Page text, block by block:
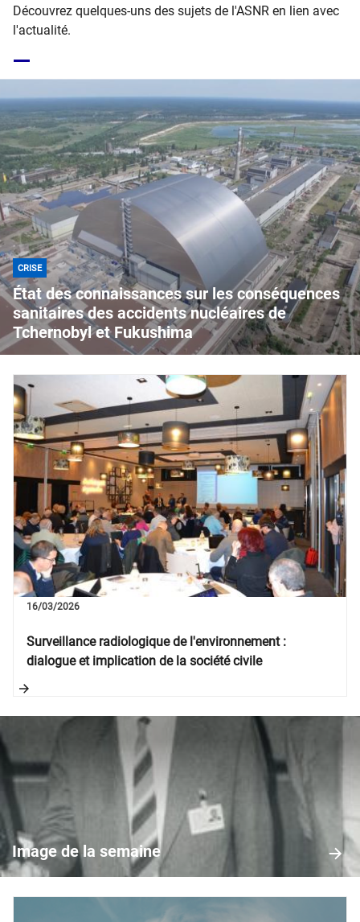
Découvrez quelques-uns des sujets de l'ASNR en lien avec
l'actualité.
CRISE
État des connaissances sur les conséquences
sanitaires des accidents nucléaires de
Tchernobyl et Fukushima
Image de la semaine
Image
de
semaine
Surveillance radiologique de l'environnement :
dialogue et implication de la société civile
16/03/2026